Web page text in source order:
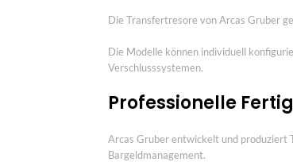
Die Transfertresore von Arcas Gruber
Die Modelle können individuell
Verschlusssystemen.
Professionelle
Arcas Gruber entwickelt und produziert
Bargeldmanagement.